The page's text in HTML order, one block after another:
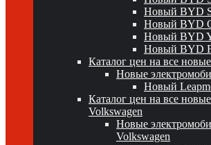
Новый BYD
Новый BYD
Новый BYD
Новый BYD
Каталог цен на все
Новые
Новый
Каталог цен на все
Volkswagen
Новые
Volkswagen